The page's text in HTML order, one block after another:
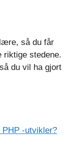
så du får
riktige stedene.
du vil ha gjort
PHP -utvikler?